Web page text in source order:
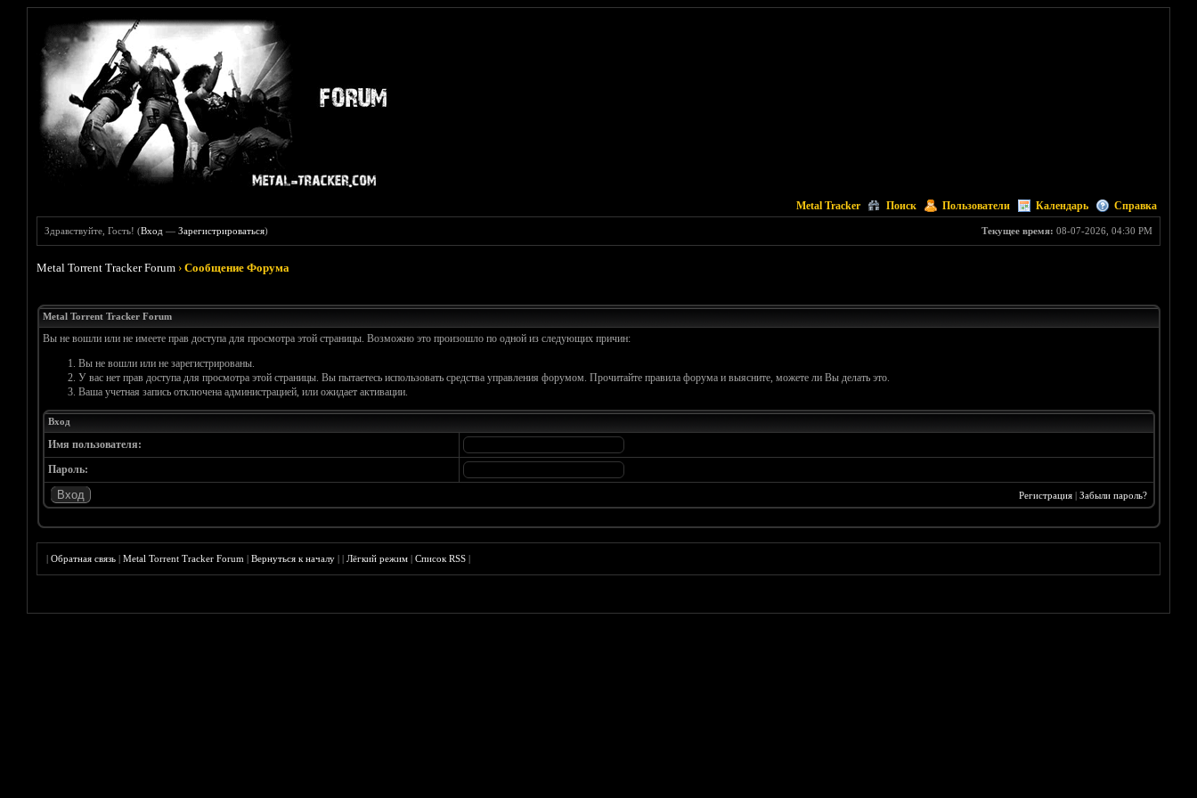
Metal Tracker Поиск Пользователи Календарь Справка
Текущее время: 08-07-2026, 04:30 PM
Здравствуйте, Гость! (Вход —Зарегистрироваться)
Metal Torrent Tracker Forum ›Сообщение Форума
Metal Torrent Tracker Forum
Вы не вошли или не имеете прав доступа для просмотра этой страницы. Возможно это произошло по одной из следующих причин:
Вы не вошли или не зарегистрированы.
У вас нет прав доступа для просмотра этой страницы. Вы пытаетесь использовать средства управления форумом. Прочитайте правила форума и выясните, можете ли Вы делать это.
Ваша учетная запись отключена администрацией, или ожидает активации.
Вход
Имя пользователя:
Пароль:
Регистрация| Забыли пароль?
|Обратная связь |Metal Torrent Tracker Forum |Вернуться к началу ||Лёгкий режим |Список RSS |